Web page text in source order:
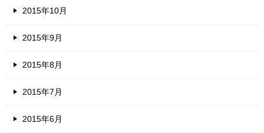
2015年10月
2015年9月
2015年8月
2015年7月
2015年6月